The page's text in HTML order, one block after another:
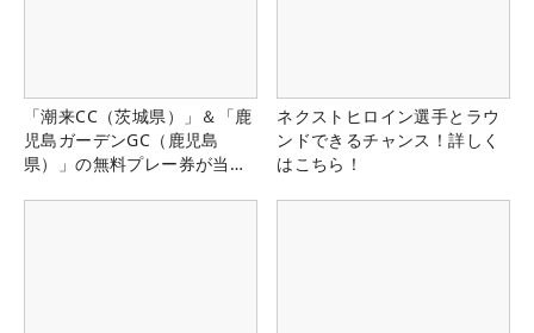
「潮来CC（茨城県）」＆「鹿
児島ガーデンGC（鹿児島
県）」の無料プレー券が当た
ネクストヒロイン選手とラウ
ンドできるチャンス！詳しく
はこちら！